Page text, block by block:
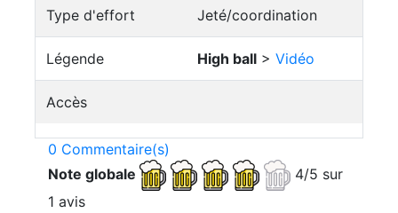
Type d'effort Jeté/coordination
Légende High ball > Vidéo
Accès
0 Commentaire(s)
Note globale
4/5 sur
1 avis